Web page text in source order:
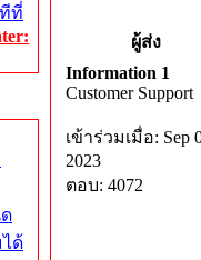
ที่
ด้
ผู้ส่ง
Information 1
Customer Support
เข้าร่วมเมื่อ: Sep
2023
ตอบ: 4072